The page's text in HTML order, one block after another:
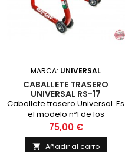
MARCA: UNIVERSAL
CABALLETE TRASERO
UNIVERSAL RS-17
Caballete trasero Universal. Es
el modelo nº1 de los
caballetes Bike Lift, gracias a
su gran esta
Precio
75,00 €
 Añadir al carro